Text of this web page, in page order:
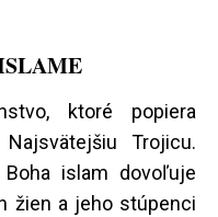
ktoré popiera
Trojicu.
islam dovoľuje
žien a jeho stúpenci